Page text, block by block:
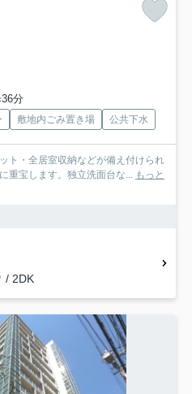
分
敷地内ごみ置き場 公共下水
ト・全居室収納などが備え付けられ
重宝します。独立洗面台な... もっと
/ 2DK